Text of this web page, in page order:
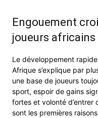
Engouement
joueurs
Le développement
Afrique s’explique par
une base de joueurs
sport, espoir de gains
fortes et volonté d’entrer
sont les premières